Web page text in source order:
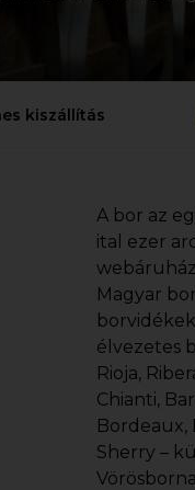
kiszállítás
A bor az
ital ezer
Magyar
élvezetes
Rioja,
Chianti,
Bordeaux,
Sherry –